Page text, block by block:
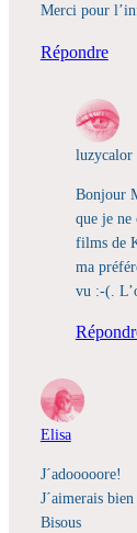
Merci pour
Répondre
luzycalor
Bonjour
que je ne
films de
ma
vu :-(.
Elisa
J´adooooore!
J´aimerais
Bisous